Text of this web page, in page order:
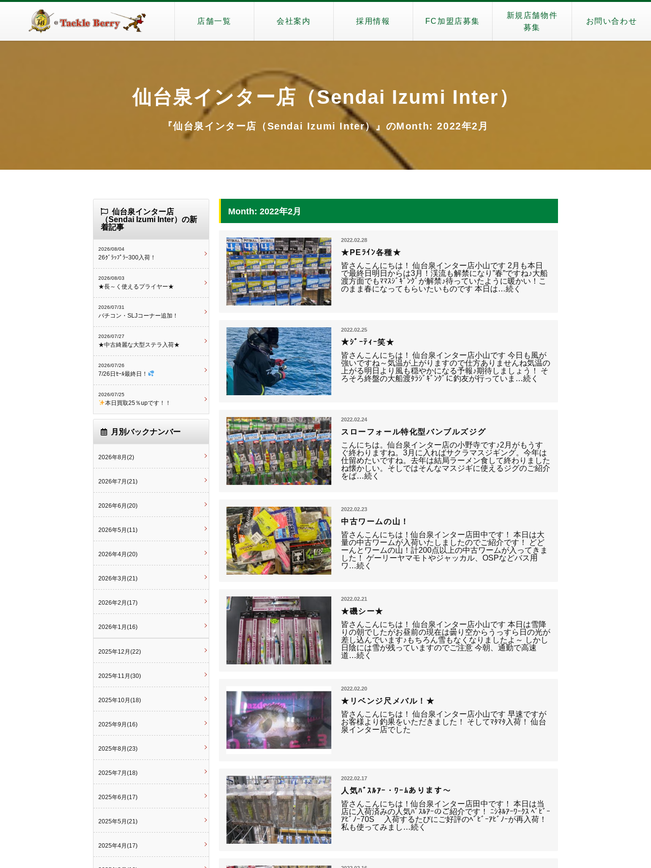
店舗一覧 会社案内 採用情報 FC加盟店募集
新規店舗物件
募集
お問い合わせ
仙台泉インター店（Sendai Izumi Inter）
『仙台泉インター店（Sendai Izumi Inter）』のMonth: 2022年2月
Month: 2022年2月
2022.02.28
★PEﾗｲﾝ各種★
皆さんこんにちは！ 仙台泉インター店小山です 2月も本日
で最終日明日からは3月！渓流も解禁になり”春”ですね♪大船
渡方面でもﾏﾏｽｼﾞｷﾞﾝｸﾞが解禁♪待っていたように暖かい！こ
のまま春になってもらいたいものです 本日は…続く
2022.02.25
★ｼﾞｰﾃｨｰ笑★
皆さんこんにちは！ 仙台泉インター店小山です 今日も風が
強いですね～気温が上がりますので仕方ありませんね気温の
上がる明日より風も穏やかになる予報♪期待しましょう！ そ
ろそろ終盤の大船渡ﾀﾗｼﾞｷﾞﾝｸﾞに釣友が行っていま…続く
2022.02.24
スローフォール特化型バンブルズジグ
こんにちは。仙台泉インター店の小野寺です♪2月がもうす
ぐ終わりますね。3月に入ればサクラマスジギング。今年は
仕留めたいですね。去年は結局ラーメン食して終わりました
ね懐かしい。そしではそんなマスジギに使えるジグのご紹介
をば…続く
2022.02.23
中古ワームの山！
皆さんこんにちは！仙台泉インター店田中です！ 本日は大
量の中古ワームが入荷いたしましたのでご紹介です！ どど
ーんとワームの山！計200点以上の中古ワームが入ってきま
した！ ゲーリーヤマモトやジャッカル、OSPなどバス用
ワ…続く
2022.02.21
★磯シー★
皆さんこんにちは！ 仙台泉インター店小山です 本日は雪降
りの朝でしたがお昼前の現在は曇り空からうっすら日の光が
差し込んでいます♪もちろん雪もなくなりましたよ～ しかし
日陰には雪が残っていますのでご注意 今朝、通勤で高速
道…続く
2022.02.20
★リベンジ尺メバル！★
皆さんこんにちは！ 仙台泉インター店小山です 早速ですが
お客様より釣果をいただきました！ そしてﾏﾀﾏﾀ入荷！ 仙台
泉インター店でした
2022.02.17
人気ﾊﾞｽﾙｱｰ・ﾜｰﾑあります～
皆さんこんにちは！仙台泉インター店田中です！ 本日は当
店に入荷済みの人気ﾊﾞｽﾙｱｰのご紹介です！ ﾆｼﾈﾙｱｰﾜｰｸｽ ﾍﾞﾋﾞｰ
ｱﾋﾞﾉｰ70S 入荷するたびにご好評のﾍﾞﾋﾞｰｱﾋﾞﾉｰが再入荷！
私も使ってみまし…続く
仙台泉インター店
（Sendai Izumi Inter）の新
着記事
2026/08/04
26ｸﾞﾗｯﾌﾟﾗｰ300入荷！
2026/08/03
★長～く使えるプライヤー★
2026/07/31
バチコン・SLJコーナー追加！
2026/07/27
★中古綺麗な大型ステラ入荷★
2026/07/26
7/26日ｾｰﾙ最終日！
2026/07/25
本日買取25％upです！！
月別バックナンバー
2026年8月(2)
2026年7月(21)
2026年6月(20)
2026年5月(11)
2026年4月(20)
2026年3月(21)
2026年2月(17)
2026年1月(16)
2025年12月(22)
2025年11月(30)
2025年10月(18)
2025年9月(16)
2025年8月(23)
2025年7月(18)
2025年6月(17)
2025年5月(21)
2025年4月(17)